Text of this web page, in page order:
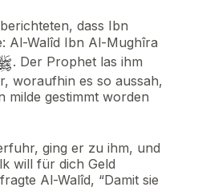
dass Ibn
Al-Walîd Ibn Al-Mughîra
. Der Prophet las ihm
woraufhin es so aussah,
milde gestimmt worden
ging er zu ihm, und
will für dich Geld
Al-Walîd, “Damit sie